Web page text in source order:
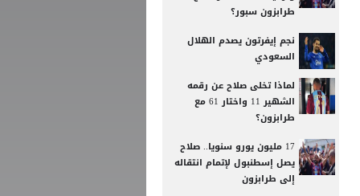
طرابزون سبور؟
نجم إيفرتون يصدم الهلال
السعودي
لماذا تخلى صلاح عن رقمه
الشهير 11 واختار 61 مع
طرابزون؟
17 مليون يورو سنويا.. صلاح
يصل إسطنبول لإتمام انتقاله
إلى طرابزون